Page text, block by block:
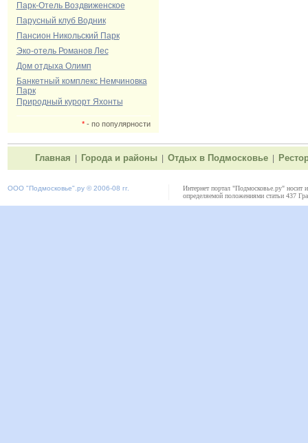
Парк-Отель Воздвиженское
Парусный клуб Водник
Пансион Никольский Парк
Эко-отель Романов Лес
Дом отдыха Олимп
Банкетный комплекс Немчиновка
Парк
Природный курорт Яхонты
*- по популярности
Главная Города и районы Отдых в Подмосковье
ООО "Подмосковье" .ру © 2006-08 гг.
Интернет портал "Подмосковье.ру" носит
определяемой положениями статьи 437